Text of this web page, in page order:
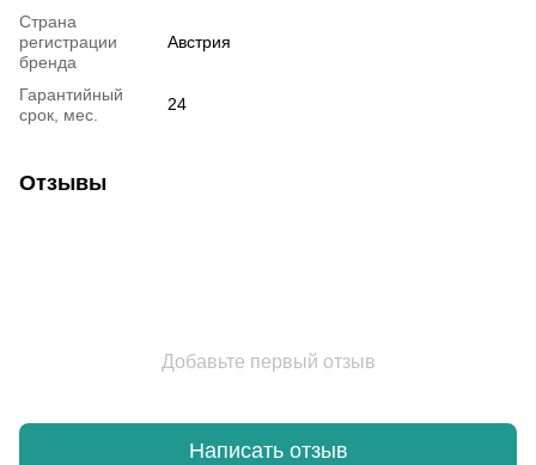
Страна
регистрации
бренда
Австрия
Гарантийный
срок, мес.
24
Отзывы
Добавьте первый отзыв
Написать отзыв